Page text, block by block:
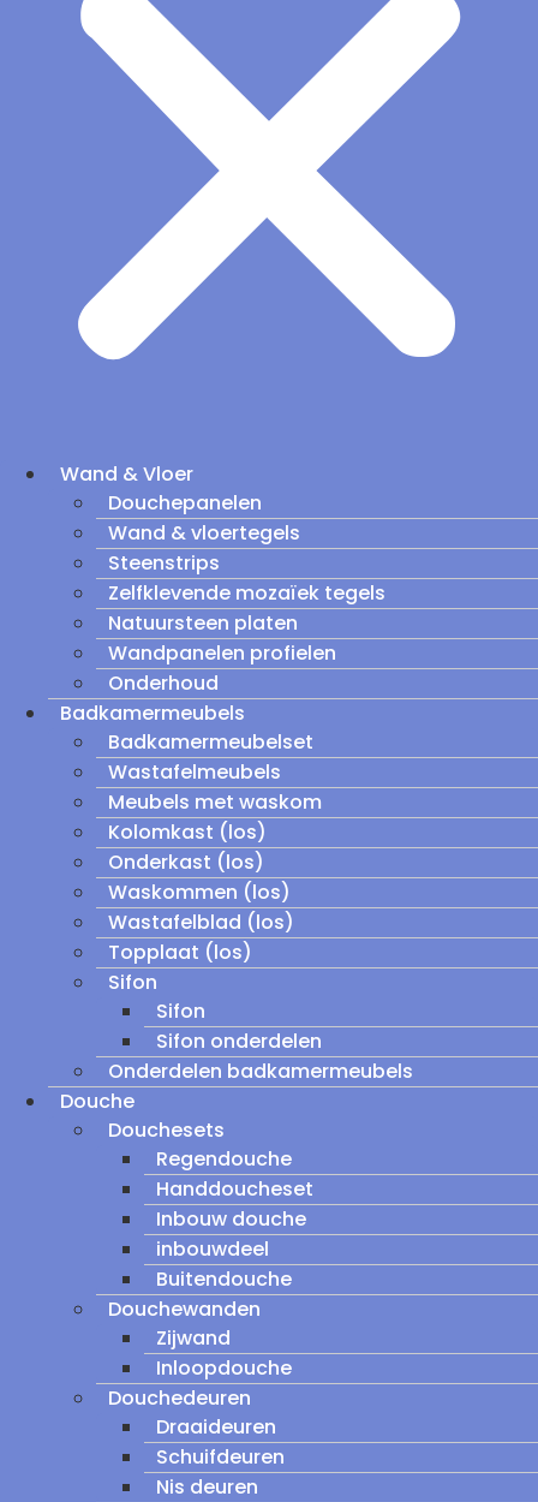
Wand & Vloer
Douchepanelen
Wand & vloertegels
Steenstrips
Zelfklevende mozaïek tegels
Natuursteen platen
Wandpanelen profielen
Onderhoud
Badkamermeubels
Badkamermeubelset
Wastafelmeubels
Meubels met waskom
Kolomkast (los)
Onderkast (los)
Waskommen (los)
Wastafelblad (los)
Topplaat (los)
Sifon
Sifon
Sifon onderdelen
Onderdelen badkamermeubels
Douche
Douchesets
Regendouche
Handdoucheset
Inbouw douche
inbouwdeel
Buitendouche
Douchewanden
Zijwand
Inloopdouche
Douchedeuren
Draaideuren
Schuifdeuren
Nis deuren